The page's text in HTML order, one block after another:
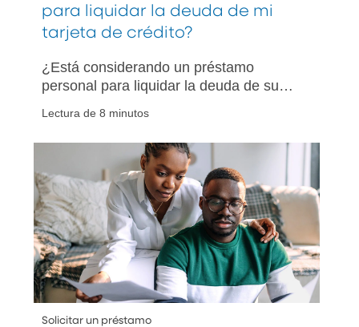
para liquidar la deuda de mi
tarjeta de crédito?
¿Está considerando un préstamo
personal para liquidar la deuda de su
cómo elegir la mejor opción para usted.
Lectura de 8 minutos
Solicitar un préstamo